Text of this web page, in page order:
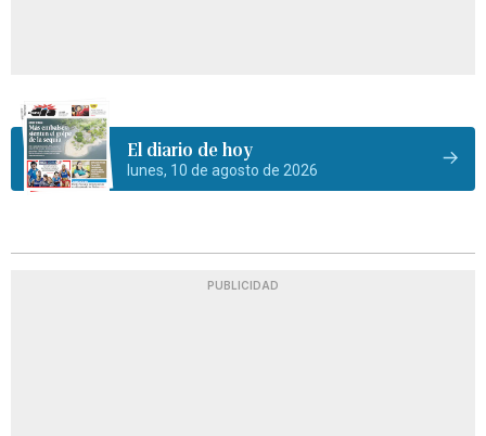
El diario de hoy
lunes, 10 de agosto de 2026
PUBLICIDAD